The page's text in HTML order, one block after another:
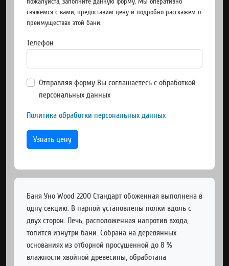
свяжемся с вами, предоставим цену и подробно расскажем о
преимуществах этой бани.
Телефон
Отправляя форму Вы соглашаетесь с обработкой
персональных данных
Политика обработки персональных данных
Узнать цену
Баня Уно Wood 2200 Стандарт обоженная выполнена в
одну секцию. В парной установлены полки вдоль с
двух сторон. Печь, расположенная напротив входа,
топится изнутри бани. Собрана на деревянных
основаниях из отборной просушенной до 8 %
влажности хвойной древесины, обработана